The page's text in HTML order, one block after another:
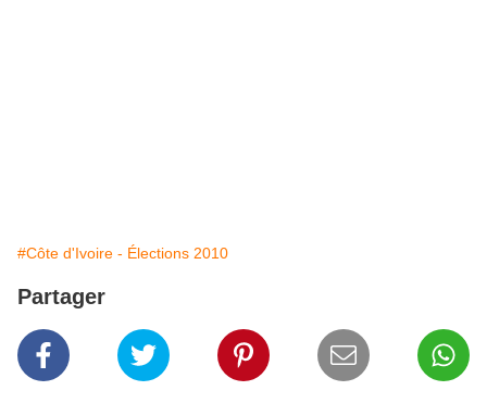
#Côte d'Ivoire - Élections 2010
Partager